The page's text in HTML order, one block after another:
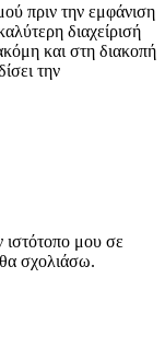
πριν την εμφάνιση
διαχείρισή
και στη διακοπή
την
μου σε
σχολιάσω.